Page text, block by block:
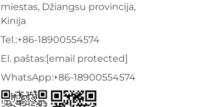
miestas, Džiangsu provincija,
Kinija
Tel.:+86-18900554574
El. paštas:[email protected]
WhatsApp:+86-18900554574